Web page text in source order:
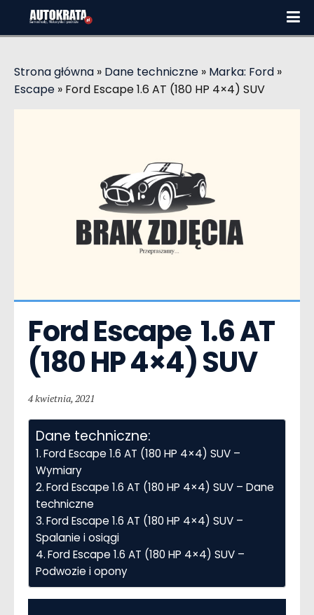
Strona główna » Dane techniczne » Marka: Ford »
Escape » Ford Escape 1.6 AT (180 HP 4×4) SUV
Ford Escape  1.6 AT
(180 HP 4×4) SUV
4 kwietnia, 2021
Dane techniczne:
Ford Escape 1.6 AT (180 HP 4×4) SUV –
Wymiary
Ford Escape 1.6 AT (180 HP 4×4) SUV – Dane
techniczne
Ford Escape 1.6 AT (180 HP 4×4) SUV –
Spalanie i osiągi
Ford Escape 1.6 AT (180 HP 4×4) SUV –
Podwozie i opony